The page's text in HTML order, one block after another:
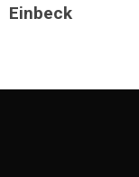
Beitrag
Einbeck